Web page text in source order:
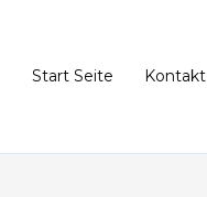
Start Seite Kontakt